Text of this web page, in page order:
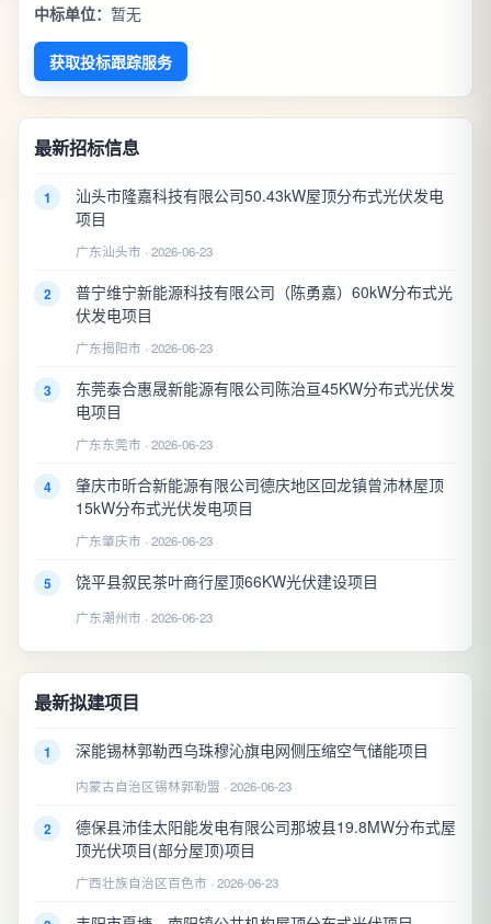
中标单位： 暂无
获取投标跟踪服务
最新招标信息
1
汕头市隆嘉科技有限公司50.43kW屋顶分布式光伏发电
项目
广东汕头市 · 2026-06-23
2
普宁维宁新能源科技有限公司（陈勇嘉）60kW分布式光
伏发电项目
广东揭阳市 · 2026-06-23
3
东莞泰合惠晟新能源有限公司陈治亘45KW分布式光伏发
电项目
广东东莞市 · 2026-06-23
4
肇庆市昕合新能源有限公司德庆地区回龙镇曾沛林屋顶
15kW分布式光伏发电项目
广东肇庆市 · 2026-06-23
5 饶平县叙民茶叶商行屋顶66KW光伏建设项目
广东潮州市 · 2026-06-23
最新拟建项目
1 深能锡林郭勒西乌珠穆沁旗电网侧压缩空气储能项目
内蒙古自治区锡林郭勒盟 · 2026-06-23
2
德保县沛佳太阳能发电有限公司那坡县19.8MW分布式屋
顶光伏项目(部分屋顶)项目
广西壮族自治区百色市 · 2026-06-23